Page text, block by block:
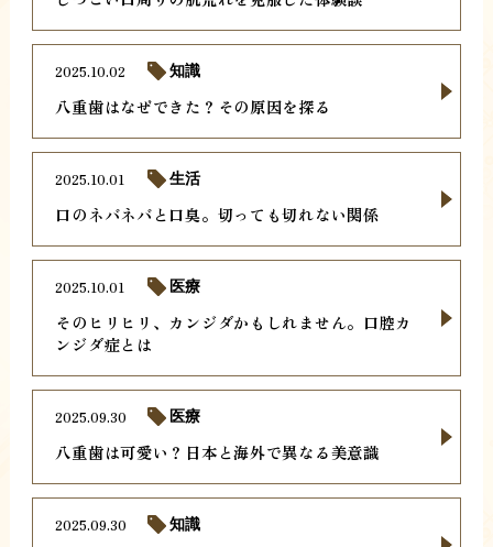
八重歯はなぜできた？その原因を探る
2025.10.02 知識
口のネバネバと口臭。切っても切れない関係
2025.10.01 生活
そのヒリヒリ、カンジダかもしれません。口腔カ
ンジダ症とは
2025.10.01 医療
八重歯は可愛い？日本と海外で異なる美意識
2025.09.30 医療
2025.09.30 知識